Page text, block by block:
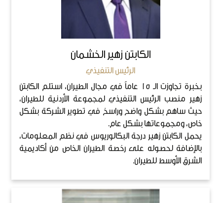
الكابتن زهير الخشمان
الرئيس التنفيذي
بخبرة تجاوزت الـ 15 عاماً في مجال الطيران، استلم الكابتن
زهير منصب الرئيس التنفيذي لمجموعة الأردنية للطيران،
حيث ساهم بشكل واضح وراسخ في تطوير الشركة بشكل
خاص، ومجموعاتها بشكل عام.
يحمل الكابتن زهير درجة البكالوريوس في نظم المعلومات،
بالإضافة لحصوله على رخصة الطيران الخاص من أكاديمية
الشرق الأوسط للطيران.